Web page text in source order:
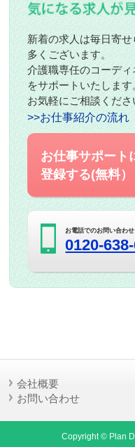
新着の求人は毎日寄
多くございます。
介護職専任のコーデ
をサポートいたします
お気軽にご相談くださ
>>お仕事紹介の流れ
お仕事サポート
登録する(無料）
お電話でのお問い合わ
0120-
会社概要
お問い合わせ
Copyright © Plan